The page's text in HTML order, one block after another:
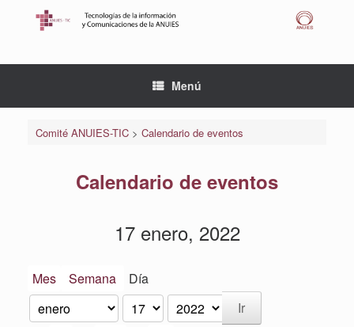
Menú
Comité ANUIES-TIC> Calendario de eventos
Calendario de eventos
17 enero, 2022
Mes Semana Día
Mes
Día
Año